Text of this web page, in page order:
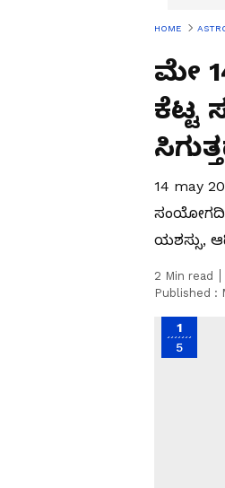
HOME
ಮೇ
ಕೆಟ್ಟ
14 may
ಯಶಸ್ಸು,
2 Min read
Published :
1
5